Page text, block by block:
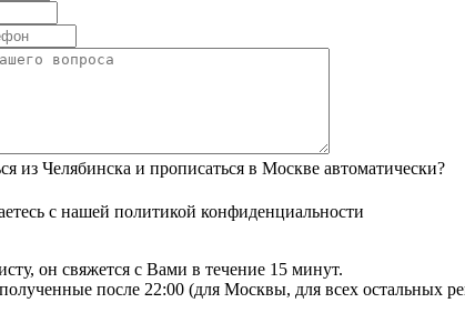
из Челябинска и прописаться в Москве автоматически?
с нашей политикой конфиденциальности
он свяжется с Вами в течение 15 минут.
после 22:00 (для Москвы, для всех остальных